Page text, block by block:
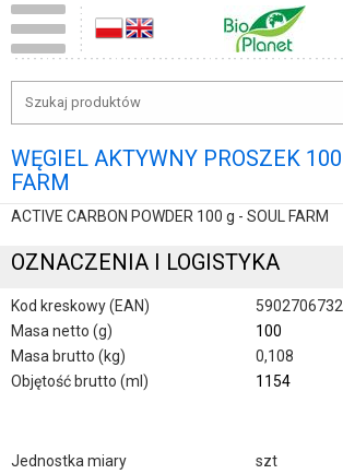
WĘGIEL AKTYWNY PROSZEK
FARM
ACTIVE CARBON POWDER 100 g - SOUL FARM
OZNACZENIA I LOGISTYKA
Kod kreskowy (EAN)
Masa netto (g)
100
Masa brutto (kg)
0,108
Objętość brutto (ml)
1154
Jednostka miary
szt